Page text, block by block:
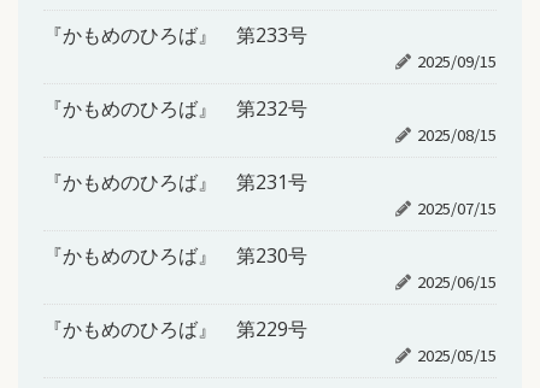
『かもめのひろば』 第233号
2025/09/15
『かもめのひろば』 第232号
2025/08/15
『かもめのひろば』 第231号
2025/07/15
『かもめのひろば』 第230号
2025/06/15
『かもめのひろば』 第229号
2025/05/15